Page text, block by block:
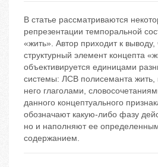
В статье рассматриваются
репрезентации темпоральной
«жить». Автор приходит к выводу,
структурный элемент концепта
объективируется единицами
системы: ЛСВ полисеманта жить,
него глаголами,
данного концептуального
обозначают какую-либо фазу
но и наполняют ее
содержанием.